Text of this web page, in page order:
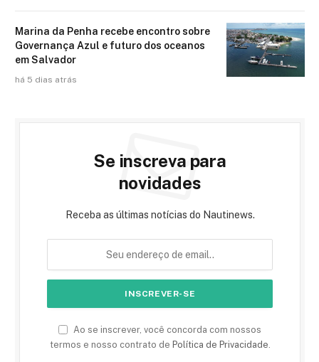
Marina da Penha recebe encontro sobre
Governança Azul e futuro dos oceanos
em Salvador
há 5 dias atrás
Se inscreva para
novidades
Receba as últimas notícias do Nautinews.
Ao se inscrever, você concorda com nossos
termos e nosso contrato de Política de Privacidade.